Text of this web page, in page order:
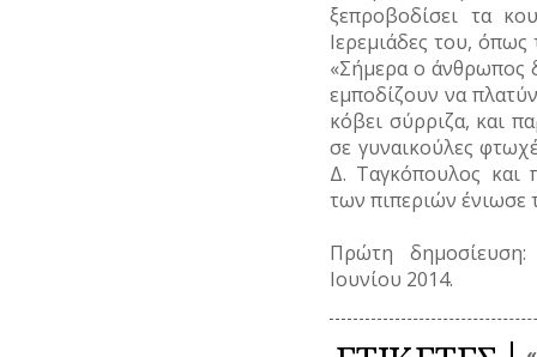
ξεπροβοδίσει τα
Ιερεμιάδες του,
«Σήμερα ο άνθρωπος
εμποδίζουν να
κόβει σύρριζα, και
σε γυναικούλες
Δ. Ταγκόπουλος και
των πιπεριών ένιωσε
Πρώτη δημοσίευση:
Ιουνίου 2014.